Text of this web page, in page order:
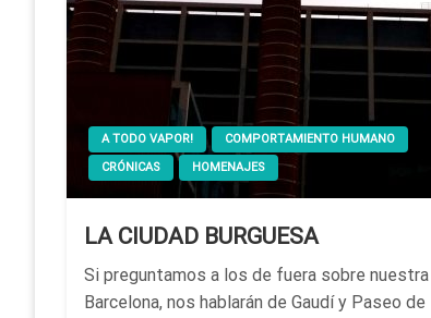
A TODO VAPOR!
COMPORTAMIENTO HUMANO
CRÓNICAS
HOMENAJES
LA CIUDAD BURGUESA
Si preguntamos a los de fuera sobre nuestra
Barcelona, nos hablarán de Gaudí y Paseo de